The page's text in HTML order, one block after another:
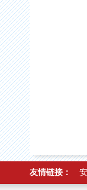
友情链接：